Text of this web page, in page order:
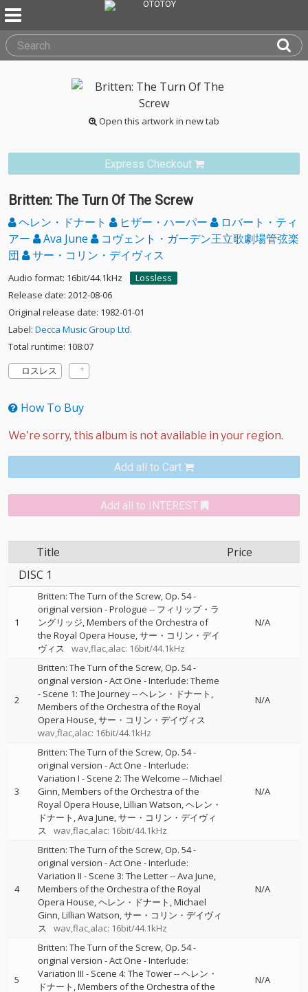
Open this artwork in new tab
Express Checkout
Britten: The Turn Of The Screw
ヘレン・ドナート ヒザー・ハーパー
ロバート・ティ
アー
Ava June
コヴェント・ガーデン王立歌劇場管弦楽
団
サー・コリン・デイヴィス
Audio format: 16bit/44.1kHz
Lossless
Release date: 2012-08-06
Original release date: 1982-01-01
Label: Decca Music Group Ltd.
Total runtime: 108:07
ロスレス
How To Buy
Add all to Cart
Add all to INTEREST
Title
Price
DISC 1
1
Britten: The Turn of the Screw, Op. 54 -
original version - Prologue -- フィリップ・ラ
ングリッジ Members of the Orchestra of
the Royal Opera House サー・コリン・デイ
ヴィス
wav,flac,alac: 16bit/44.1kHz
N/A
2
Britten: The Turn of the Screw, Op. 54 -
original version - Act One - Interlude: Theme
- Scene 1: The Journey--ヘレン・ドナート
Members of the Orchestra of the Royal
Opera House サー・コリン・デイヴィス
wav,flac,alac: 16bit/44.1kHz
N/A
3
Britten: The Turn of the Screw, Op. 54 -
original version - Act One - Interlude:
Variation I - Scene 2: The Welcome --Michael
Ginn Members of the Orchestra of the
Royal Opera House Lillian Watson ヘレン・
ドナート Ava June サー・コリン・デイヴィ
ス
wav,flac,alac: 16bit/44.1kHz
N/A
4
Britten: The Turn of the Screw, Op. 54 -
original version - Act One - Interlude:
Variation II - Scene 3: The Letter--Ava June
Members of the Orchestra of the Royal
Opera House ヘレン・ドナート Michael
Ginn Lillian Watson サー・コリン・デイヴィ
ス
wav,flac,alac: 16bit/44.1kHz
N/A
5
Britten: The Turn of the Screw, Op. 54 -
original version - Act One - Interlude:
Variation III - Scene 4: The Tower--ヘレン・
ドナート Members of the Orchestra of the
N/A